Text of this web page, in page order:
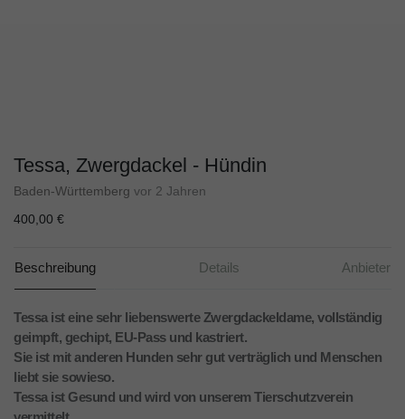
Tessa, Zwergdackel - Hündin
Baden-Württemberg vor 2 Jahren
400,00 €
Beschreibung Details Anbieter
Tessa ist eine sehr liebenswerte Zwergdackeldame, vollständig
geimpft, gechipt, EU-Pass und kastriert.
Sie ist mit anderen Hunden sehr gut verträglich und Menschen
liebt sie sowieso.
Tessa ist Gesund und wird von unserem Tierschutzverein